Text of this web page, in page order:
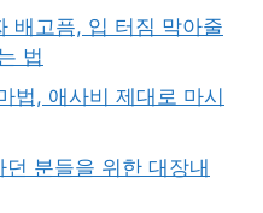
배고픔, 입 터짐 막아줄
법
법, 애사비 제대로 마시
던 분들을 위한 대장내